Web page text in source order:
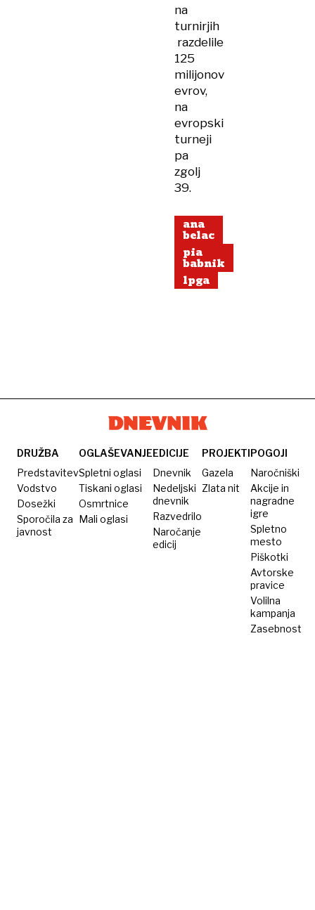
na
turnirjih
razdelile
125
milijonov
evrov,
na
evropski
turneji
pa
zgolj
39.
ana
belac
pia
babnik
lpga
DRUŽBA
Predstavitev
Vodstvo
Dosežki
Sporočila za
javnost
OGLAŠEVANJE
Spletni oglasi
Tiskani oglasi
Osmrtnice
Mali oglasi
EDICIJE
Dnevnik
Nedeljski
dnevnik
Razvedrilo
Naročanje
edicij
PROJEKTI
Gazela
Zlata nit
POGOJI
Naročniški
Akcije in
nagradne
igre
Spletno
mesto
Piškotki
Avtorske
pravice
Volilna
kampanja
Zasebnost